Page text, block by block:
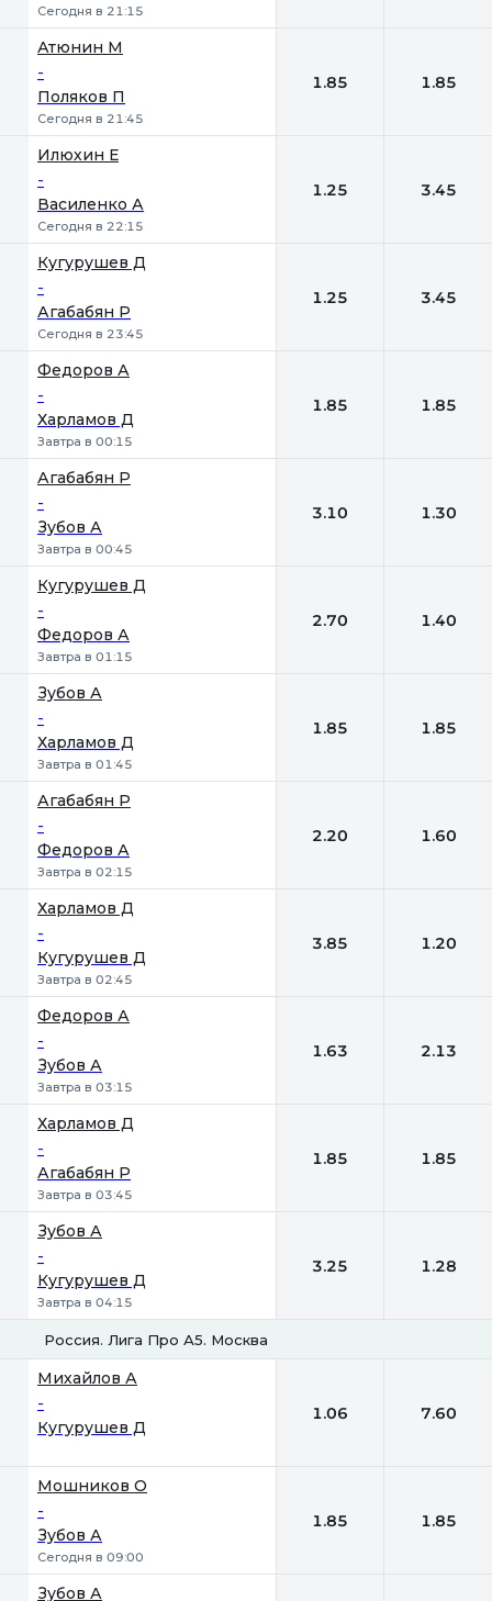
Сегодня в 21:15
Атюнин М
-
Поляков П
Сегодня в 21:45
1.85 1.85
Илюхин Е
-
Василенко А
Сегодня в 22:15
1.25 3.45
Кугурушев Д
-
Агабабян Р
Сегодня в 23:45
1.25 3.45
Федоров А
-
Харламов Д
Завтра в 00:15
1.85 1.85
Агабабян Р
-
Зубов А
Завтра в 00:45
3.10 1.30
Кугурушев Д
-
Федоров А
Завтра в 01:15
2.70 1.40
Зубов А
-
Харламов Д
Завтра в 01:45
1.85 1.85
Агабабян Р
-
Федоров А
Завтра в 02:15
2.20 1.60
Харламов Д
-
Кугурушев Д
Завтра в 02:45
3.85 1.20
Федоров А
-
Зубов А
Завтра в 03:15
1.63 2.13
Харламов Д
-
Агабабян Р
Завтра в 03:45
1.85 1.85
Зубов А
-
Кугурушев Д
Завтра в 04:15
3.25 1.28
Россия. Лига Про А5. Москва
Михайлов А
-
Кугурушев Д
1.06 7.60
Мошников О
-
Зубов А
Сегодня в 09:00
1.85 1.85
Зубов А